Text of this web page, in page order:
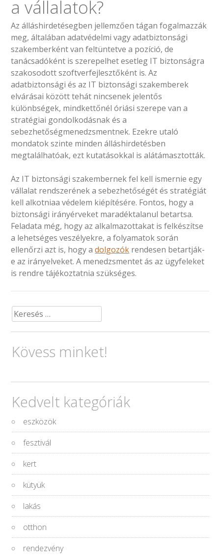
a vállalatok?
Az álláshirdetésegben jellemzően tágan fogalmazzák
meg, általában adatvédelmi vagy adatbiztonsági
szakemberként van feltüntetve a pozíció, de
tanácsadóként is szerepelhet esetleg IT biztonságra
szakosodott szoftverfejlesztőként is. Az
adatbiztonsági és az IT biztonsági szakemberek
elvárásai között tehát nincsenek jelentős
különbségek, mindkettőnél óriási szerepe van a
stratégiai gondolkodásnak és a
sebezhetőségmenedzsmentnek. Ezekre utaló
mondatok szinte minden álláshirdetésben
megtalálhatóak, ezt kutatásokkal is alátámasztották.
Az IT biztonsági szakembernek fel kell ismernie egy
vállalat rendszerének a sebezhetőségét és stratégiát
kell alkotniaa védelem kiépítésére. Fontos, hogy a
biztonsági irányérveket maradéktalanul betartsa.
Feladata még, hogy az alkalmazottakat is felkészítse
a lehetséges veszélyekre, a folyamatok során
ellenőrzi azt is, hogy adolgozók rendesen betartják-
e az irányelveket. A menedzsmentet ás az ügyfeleket
is rendre tájékoztatnia szükséges.
Keresés:
Kövess minket!
Kedvelt kategóriák
eszközök
fesztivál
kert
kütyük
lakás
otthon
rendezvény